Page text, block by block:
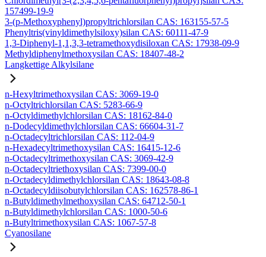
157499-19-9
3-(p-Methoxyphenyl)propyltrichlorsilan CAS: 163155-57-5
Phenyltris(vinyldimethylsiloxy)silan CAS: 60111-47-9
1,3-Diphenyl-1,1,3,3-tetramethoxydisiloxan CAS: 17938-09-9
Methyldiphenylmethoxysilan CAS: 18407-48-2
Langkettige Alkylsilane
n-Hexyltrimethoxysilan CAS: 3069-19-0
n-Octyltrichlorsilan CAS: 5283-66-9
n-Octyldimethylchlorsilan CAS: 18162-84-0
n-Dodecyldimethylchlorsilan CAS: 66604-31-7
n-Octadecyltrichlorsilan CAS: 112-04-9
n-Hexadecyltrimethoxysilan CAS: 16415-12-6
n-Octadecyltrimethoxysilan CAS: 3069-42-9
n-Octadecyltriethoxysilan CAS: 7399-00-0
n-Octadecyldimethylchlorsilan CAS: 18643-08-8
n-Octadecyldiisobutylchlorsilan CAS: 162578-86-1
n-Butyldimethylmethoxysilan CAS: 64712-50-1
n-Butyldimethylchlorsilan CAS: 1000-50-6
n-Butyltrimethoxysilan CAS: 1067-57-8
Cyanosilane